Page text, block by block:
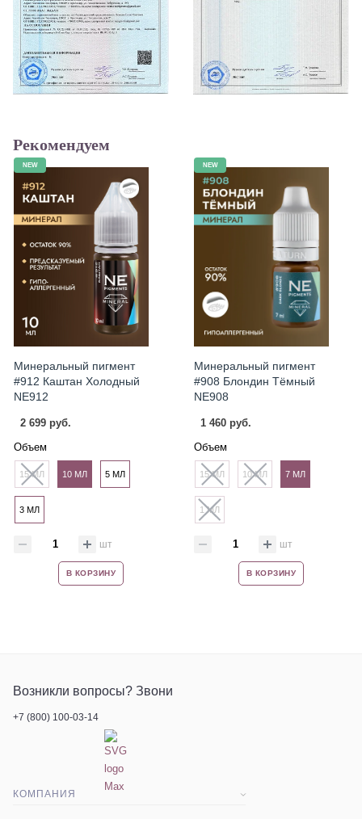
Рекомендуем
NEW
Минеральный пигмент
#912 Каштан Холодный
NE912
2 699 руб.
Объем
15 МЛ 10 МЛ 5 МЛ
3 МЛ
шт
В КОРЗИНУ
NEW
Минеральный пигмент
#908 Блондин Тёмный
NE908
1 460 руб.
Объем
15 МЛ 10 МЛ 7 МЛ
1 МЛ
шт
В КОРЗИНУ
КОМПАНИЯ
Возникли вопросы? Звони
+7 (800) 100-03-14